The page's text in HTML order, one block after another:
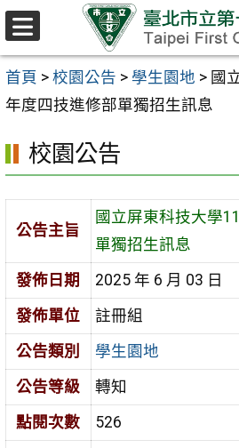
跳至主要內容區
首頁 > 校園公告 > 學生園地 > 國
年度四技進修部單獨招生訊息
校園公告
公告主旨
國立屏東科技大學
單獨招生訊息
發佈日期
2025 年 6 月 03 日
發佈單位
註冊組
公告類別
學生園地
公告等級
轉知
點閱次數
526
選
單